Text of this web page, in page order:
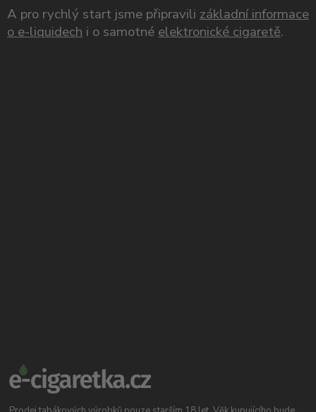
A pro rychlý start jsme připravili základní informace
o e-liquidech i o samotné elektronické cigaretě.